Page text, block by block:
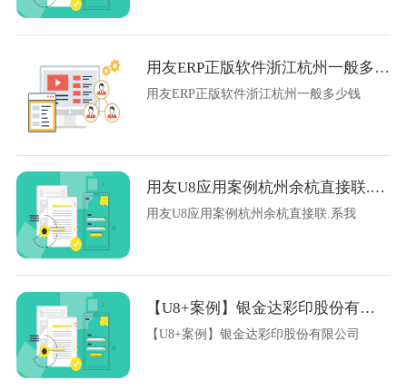
用友ERP正版软件浙江杭州一般多少钱
用友ERP正版软件浙江杭州一般多少钱
用友U8应用案例杭州余杭直接联.系我
用友U8应用案例杭州余杭直接联.系我
【U8+案例】银金达彩印股份有限公司
【U8+案例】银金达彩印股份有限公司